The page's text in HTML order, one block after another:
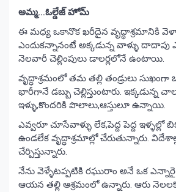
అమ్మ…ఓల్డేజ్ హోమ్
ఈ మధ్య ఒకానొక ఖరీదైన వృద్ధాశ్రమానికి
ఎందుకన్నానంటే అక్కడున్న వాళ్ళు దాదాపు
నెలవారీ చెల్లింపులు డాలర్లలోనే ఉంటాయి.
వృద్ధాశ్రమంలో తమ తల్లి తండ్రులు సుఖంగా
భారీగానే డబ్బు చెల్లిస్తుంటారు. ఇక్కడున్న
ఇళ్ళు,కొందరికి పొలాలు,ఆస్తులూ ఉన్నాయి.
ఎవ్వరూ చూసేవాళ్ళు లేక,పెద్ద పెద్ద ఇళ్ళల్లో
ఉండలేక వృద్ధాశ్రమాల్లో చేరుతున్నారు.
చేర్పిస్తున్నారు.
నేను వెళ్ళేటప్పటికి రఘురాం అనే ఒక ఎన్నారై
ఆయన తల్లి ఆశ్రమంలో ఉన్నారు. ఆరు